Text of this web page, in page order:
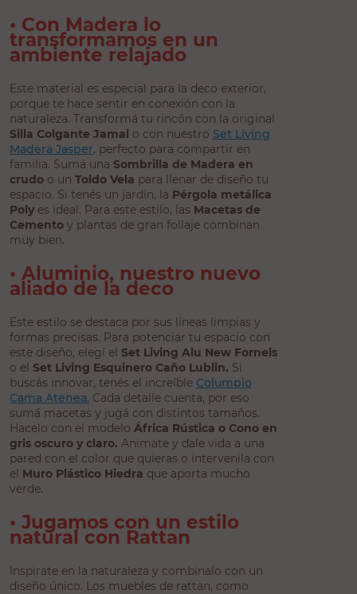
• Con Madera lo
transformamos en un
ambiente relajado
Este material es especial para la deco exterior,
porque te hace sentir en conexión con la
naturaleza. Transformá tu rincón con la original
Silla Colgante Jamal o con nuestro Set Living
Madera Jasper, perfecto para compartir en
familia. Sumá una Sombrilla de Madera en
crudo o un Toldo Vela para llenar de diseño tu
espacio. Si tenés un jardín, la Pérgola metálica
Poly es ideal. Para este estilo, las Macetas de
Cemento y plantas de gran follaje combinan
muy bien.
• Aluminio, nuestro nuevo
aliado de la deco
Este estilo se destaca por sus líneas limpias y
formas precisas. Para potenciar tu espacio con
este diseño, elegí el Set Living Alu New Fornels
o el Set Living Esquinero Caño Lublin. Si
buscás innovar, tenés el increíble Columpio
Cama Atenea. Cada detalle cuenta, por eso
sumá macetas y jugá con distintos tamaños.
Hacelo con el modelo África Rústica o Cono en
gris oscuro y claro. Animate y dale vida a una
pared con el color que quieras o intervenila con
el Muro Plástico Hiedra que aporta mucho
verde.
• Jugamos con un estilo
natural con Rattan
Inspirate en la naturaleza y combinalo con un
diseño único. Los muebles de rattan, como